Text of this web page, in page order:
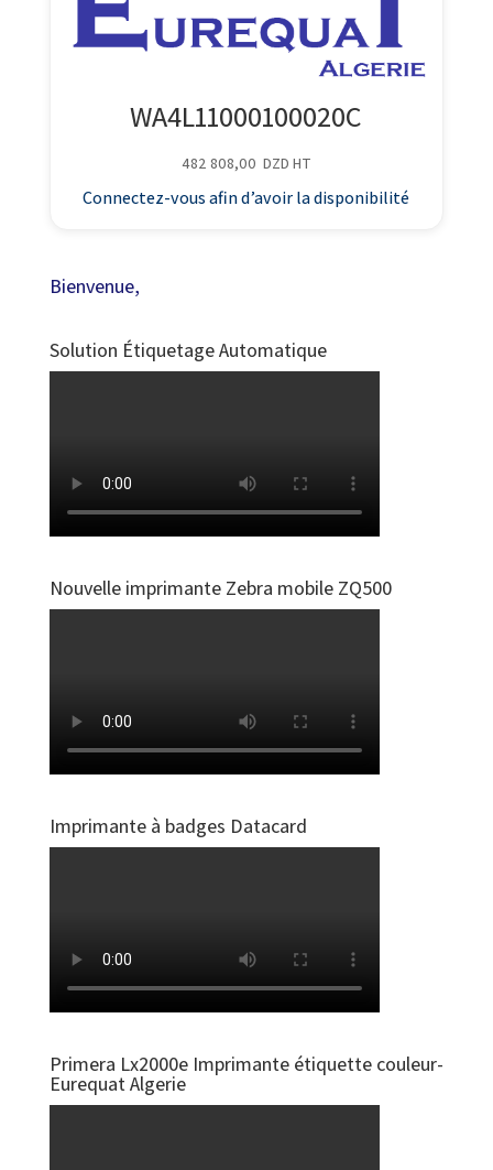
WA4L11000100020C
482 808,00 DZD HT
Connectez-vous afin d’avoir la disponibilité
Bienvenue,
Solution Étiquetage Automatique
Nouvelle imprimante Zebra mobile ZQ500
Imprimante à badges Datacard
Primera Lx2000e Imprimante étiquette couleur-
Eurequat Algerie